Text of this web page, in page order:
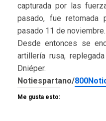
capturada por las
pasado, fue retomada
pasado 11 de noviembre.
Desde entonces se
artillería rusa,
Dniéper.
Notiespartano/
Me gusta esto: